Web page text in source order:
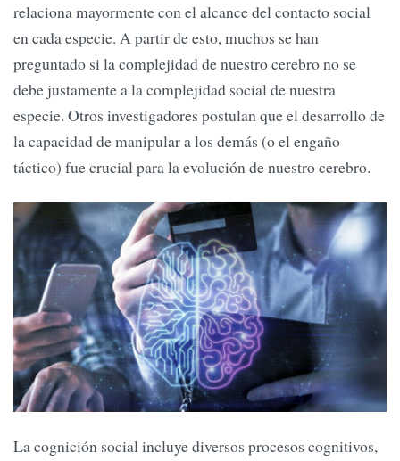
relaciona mayormente con el alcance del contacto social
en cada especie. A partir de esto, muchos se han
preguntado si la complejidad de nuestro cerebro no se
debe justamente a la complejidad social de nuestra
especie. Otros investigadores postulan que el desarrollo de
la capacidad de manipular a los demás (o el engaño
táctico) fue crucial para la evolución de nuestro cerebro.
La cognición social incluye diversos procesos cognitivos,